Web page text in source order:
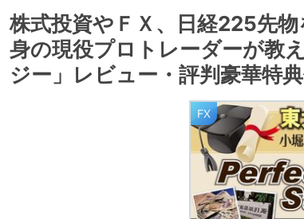
株式投資やＦＸ、日経225先
身の現役プロトレーダーが教
ジー」レビュー・評判豪華特
FX